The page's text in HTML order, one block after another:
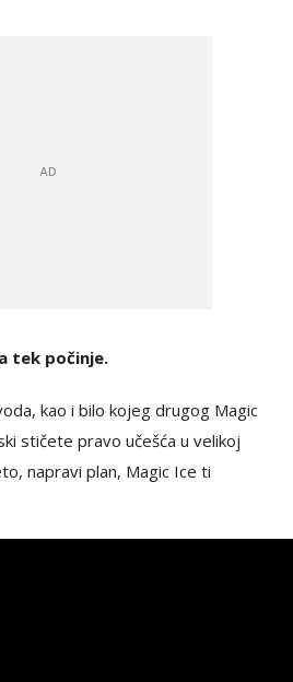
tek počinje.
kao i bilo kojeg drugog Magic
stičete pravo učešća u velikoj
napravi plan, Magic Ice ti